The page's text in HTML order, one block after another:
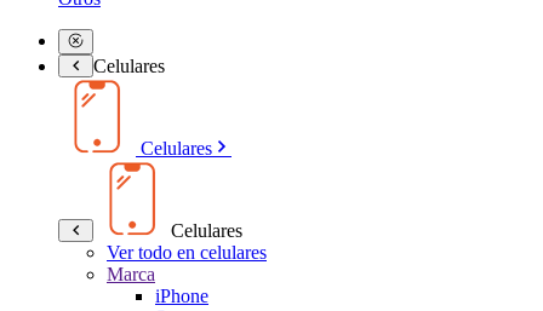
Celulares
Celulares
Celulares
Ver todo en celulares
Marca
iPhone